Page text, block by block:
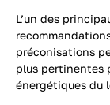
L’un des
préconisations
plus pertinentes
énergétiques du